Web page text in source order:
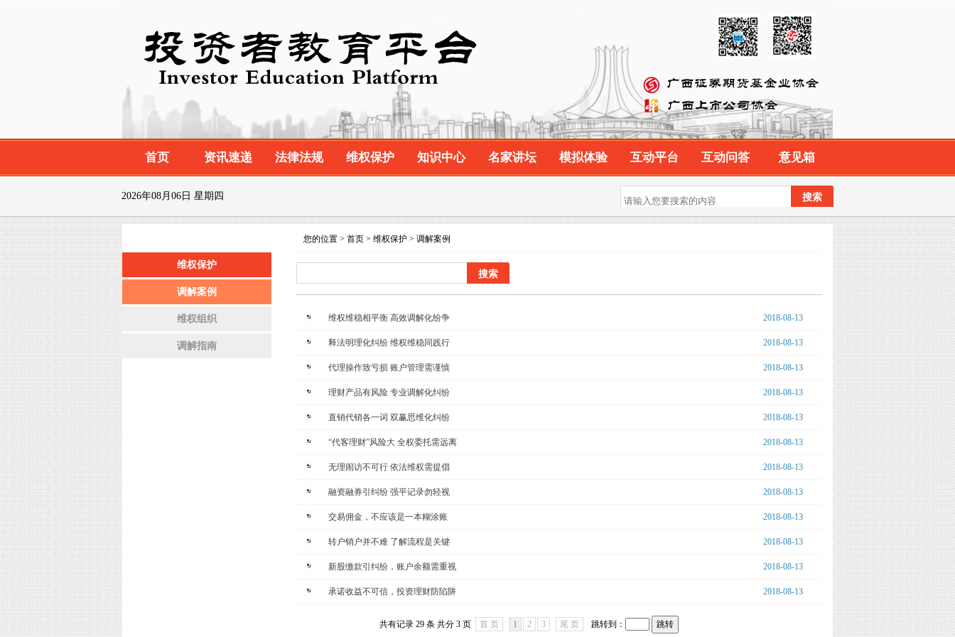
首页 资讯速递 法律法规 维权保护 知识中心 名家讲坛 模拟体验 互动平台 互动问答 意见箱
2026年08月06日 星期四
维权保护
调解案例
维权组织
调解指南
您的位置 > 首页 > 维权保护 > 调解案例
维权维稳相平衡 高效调解化纷争 2018-08-13
03:21:33
释法明理化纠纷 维权维稳同践行 2018-08-13
03:19:35
代理操作致亏损 账户管理需谨慎 2018-08-13
03:17:51
理财产品有风险 专业调解化纠纷 2018-08-13
03:15:44
直销代销各一词 双赢思维化纠纷 2018-08-13
03:13:55
“代客理财”风险大 全权委托需远离 2018-08-13
03:11:35
无理闹访不可行 依法维权需提倡 2018-08-13
03:10:22
融资融券引纠纷 强平记录勿轻视 2018-08-13
03:08:45
交易佣金，不应该是一本糊涂账 2018-08-13
03:07:12
转户销户并不难 了解流程是关键 2018-08-13
03:05:31
新股缴款引纠纷，账户余额需重视 2018-08-13
03:03:59
承诺收益不可信，投资理财防陷阱 2018-08-13
共有记录 29 条 共分 3 页
首 页 1 2 3 尾 页 跳转到：